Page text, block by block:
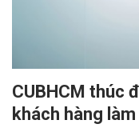
CUBHCM thúc
khách hàng